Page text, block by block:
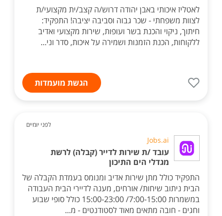
לאטליז איכותי באבן יהודה דרוש/ה קצב/ית מקצועי/ת
לצוות משפחתי - שכר גבוה וסביבה יציבה! התפקיד:
חיתוך, ניקוי והכנת בשר ועופות, שירות מקצועי ואדיב
ללקוחות, הכנת הזמנות ושמירה על איכות, סדר וני...
הגשת מועמדות
לפני יומיים
Jobs.ai
עובד /ת שירות לדייר (קבלה) לרשת
מגדלי הים התיכון
התפקיד כולל מתן שירות אדיב ומנומס בעמדת הקבלה של
הבית ניתוב שיחות/ אורחים, מענה לדיירי הבית העבודה
במשמרות 7:00-15:00/ 15:00-23:00 כולל סופי שבוע
וחגים - חובה מתאים מאוד לסטודנטים - מ...